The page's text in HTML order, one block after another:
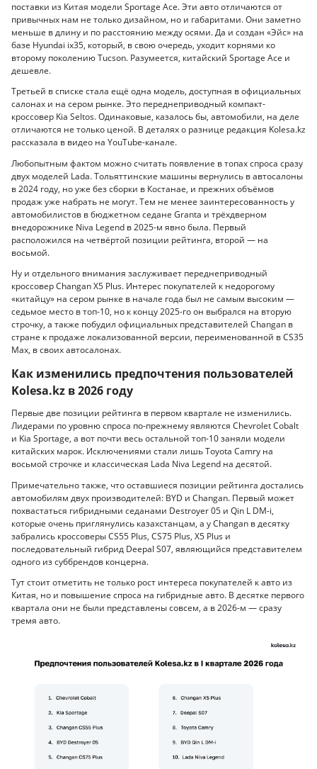
поставки из Китая модели Sportage Ace. Эти авто отличаются от
привычных нам не только дизайном, но и габаритами. Они заметно
меньше в длину и по расстоянию между осями. Да и создан «Эйс» на
базе Hyundai ix35, который, в свою очередь, уходит корнями ко
второму поколению Tucson. Разумеется, китайский Sportage Ace и
дешевле.
Третьей в списке стала ещё одна модель, доступная в официальных
салонах и на сером рынке. Это переднеприводный компакт-
кроссовер Kia Seltos. Одинаковые, казалось бы, автомобили, на деле
отличаются не только ценой. В деталях о разнице редакция Kolesa.kz
рассказала в видео на YouTube-канале.
Любопытным фактом можно считать появление в топах спроса сразу
двух моделей Lada. Тольяттинские машины вернулись в автосалоны
в 2024 году, но уже без сборки в Костанае, и прежних объёмов
продаж уже набрать не могут. Тем не менее заинтересованность у
автомобилистов в бюджетном седане Granta и трёхдверном
внедорожнике Niva Legend в 2025-м явно была. Первый
расположился на четвёртой позиции рейтинга, второй — на
восьмой.
Ну и отдельного внимания заслуживает переднеприводный
кроссовер Changan X5 Plus. Интерес покупателей к недорогому
«китайцу» на сером рынке в начале года был не самым высоким —
седьмое место в топ-10, но к концу 2025-го он выбрался на вторую
строчку, а также побудил официальных представителей Changan в
стране к продаже локализованной версии, переименованной в CS35
Max, в своих автосалонах.
Как изменились предпочтения пользователей
Kolesa.kz в 2026 году
Первые две позиции рейтинга в первом квартале не изменились.
Лидерами по уровню спроса по-прежнему являются Chevrolet Cobalt
и Kia Sportage, а вот почти весь остальной топ-10 заняли модели
китайских марок. Исключениями стали лишь Toyota Camry на
восьмой строчке и классическая Lada Niva Legend на десятой.
Примечательно также, что оставшиеся позиции рейтинга достались
автомобилям двух производителей: BYD и Changan. Первый может
похвастаться гибридными седанами Destroyer 05 и Qin L DM-i,
которые очень приглянулись казахстанцам, а у Changan в десятку
забрались кроссоверы CS55 Plus, CS75 Plus, X5 Plus и
последовательный гибрид Deepal S07, являющийся представителем
одного из суббрендов концерна.
Тут стоит отметить не только рост интереса покупателей к авто из
Китая, но и повышение спроса на гибридные авто. В десятке первого
квартала они не были представлены совсем, а в 2026-м — сразу
тремя авто.